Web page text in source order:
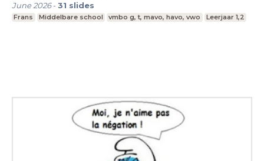
June 2026-31 slides
Frans Middelbare school vmbo g, t, mavo, havo, vwo Leerjaar 1,2